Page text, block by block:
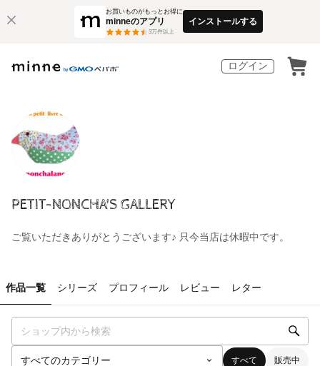
お買いものがもっとお得に
minneのアプリ
3万件以上
インストールする
ログイン
PETIT-NONCHA'S GALLERY
ご覧いただきありがとうございます♪ 只今当店は休暇中です。
作品一覧 シリーズ プロフィール レビュー レター
すべて 販売中